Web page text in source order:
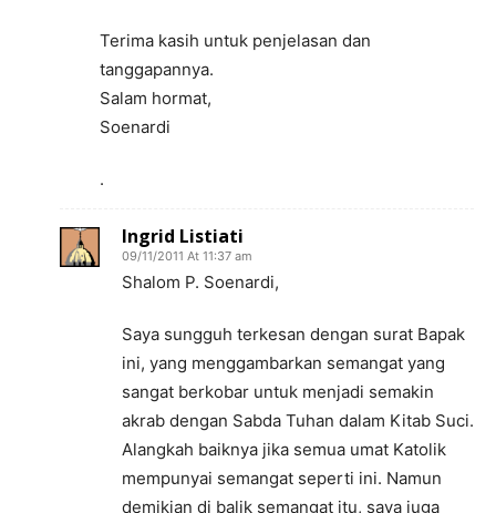
Terima kasih untuk penjelasan dan
tanggapannya.
Salam hormat,
Soenardi
.
Ingrid Listiati
09/11/2011 At 11:37 am
Shalom P. Soenardi,
Saya sungguh terkesan dengan surat Bapak
ini, yang menggambarkan semangat yang
sangat berkobar untuk menjadi semakin
akrab dengan Sabda Tuhan dalam Kitab Suci.
Alangkah baiknya jika semua umat Katolik
mempunyai semangat seperti ini. Namun
demikian di balik semangat itu, saya juga